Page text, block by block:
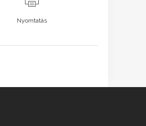
Nyomtatás